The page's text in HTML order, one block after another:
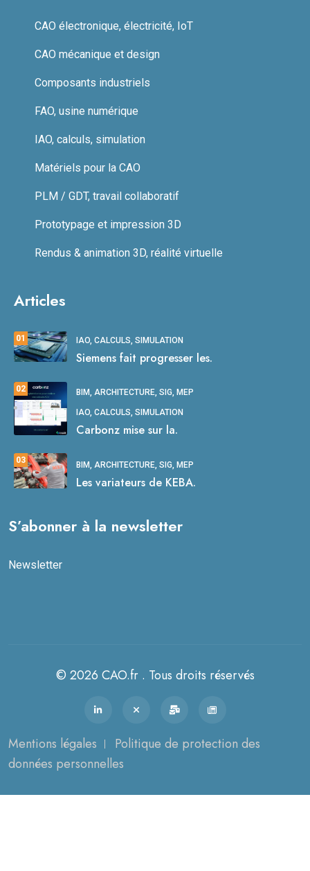
CAO électronique, électricité, IoT
CAO mécanique et design
Composants industriels
FAO, usine numérique
IAO, calculs, simulation
Matériels pour la CAO
PLM / GDT, travail collaboratif
Prototypage et impression 3D
Rendus & animation 3D, réalité virtuelle
Articles
01 IAO, CALCULS, SIMULATION
Siemens fait progresser les.
02 BIM, ARCHITECTURE, SIG, MEP
IAO, CALCULS, SIMULATION
Carbonz mise sur la.
03 BIM, ARCHITECTURE, SIG, MEP
Les variateurs de KEBA.
S’abonner à la newsletter
Newsletter
© 2026 CAO.fr . Tous droits réservés
Mentions légales
Politique de protection des
données personnelles